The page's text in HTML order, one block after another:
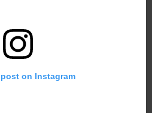
on Instagram